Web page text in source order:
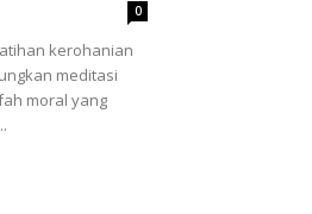
0
kerohanian
meditasi
moral yang